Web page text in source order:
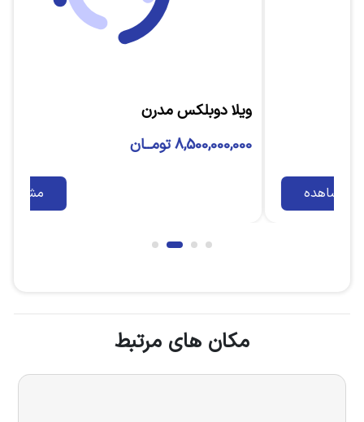
ویلا دوبلکس مدرن
8,500,000,000 تومــان
مکان های مرتبط